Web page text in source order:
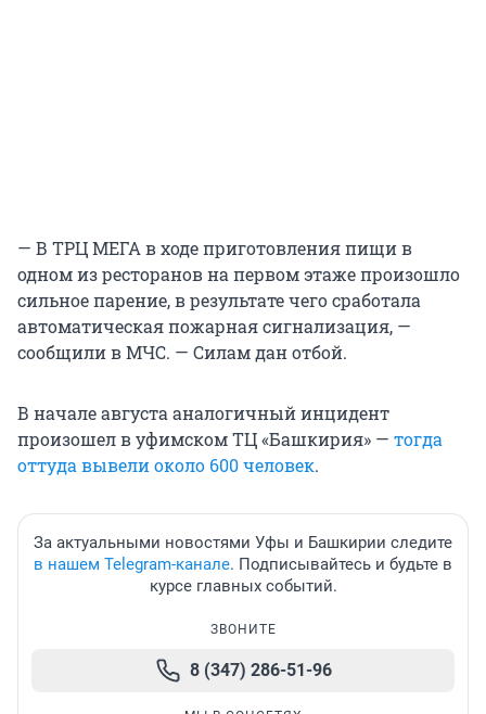
— В ТРЦ МЕГА в ходе приготовления пищи в
одном из ресторанов на первом этаже произошло
сильное парение, в результате чего сработала
автоматическая пожарная сигнализация, —
сообщили в МЧС. — Силам дан отбой.
В начале августа аналогичный инцидент
произошел в уфимском ТЦ «Башкирия» — тогда
оттуда вывели около 600 человек.
За актуальными новостями Уфы и Башкирии следите
в нашем Telegram-канале. Подписывайтесь и будьте в
курсе главных событий.
ЗВОНИТЕ
8 (347) 286-51-96